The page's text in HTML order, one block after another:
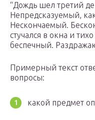
“Дождь шел третий
Непредсказуемый,
Нескончаемый.
стучался в окна и
беспечный.
Примерный текст
вопросы:
какой предмет